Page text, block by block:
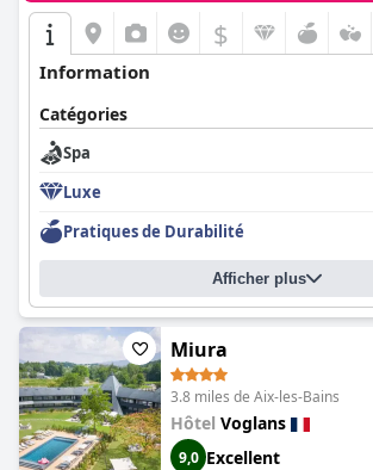
$
Information
Catégories
Spa
Luxe
Pratiques de Durabilité
Afficher plus
Miura
3.8 miles de Aix-les-Bains
Hôtel Voglans
9,0 Excellent